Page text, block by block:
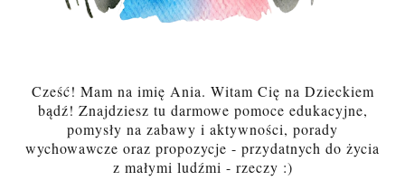
Cześć! Mam na imię Ania. Witam Cię na Dzieckiem
bądź! Znajdziesz tu darmowe pomoce edukacyjne,
pomysły na zabawy i aktywności, porady
wychowawcze oraz propozycje - przydatnych do życia
z małymi ludźmi - rzeczy :)